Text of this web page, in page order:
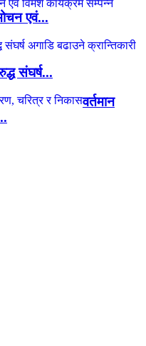
एवं...
संघर्ष...
वर्तमान